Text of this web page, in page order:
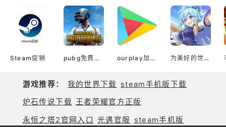
碍物。继续在出怪口周边放置玩具
飞机，优先在中间滑道上放上两个
满级冰冻星，之后不断在左侧补上
导弹。3、中期布局。在萝卜左右
各放置两个玩具飞机，在萝卜右侧
继续放置玩具飞机，然后等待通
该放就放。
Steam促销 pubg免费加速器 ourplay加速器官网 为美好的世界献上祝福！ Fantastic Days（韩服）
游戏推荐： 我的世界下载
steam手机版下载
炉石传说下载 王者荣耀官方正版
永恒之塔2官网入口 光遇官服 steam手机版